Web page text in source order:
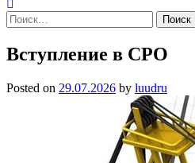
Найти:
Вступление в СРО
Posted on 29.07.2026 by luudru